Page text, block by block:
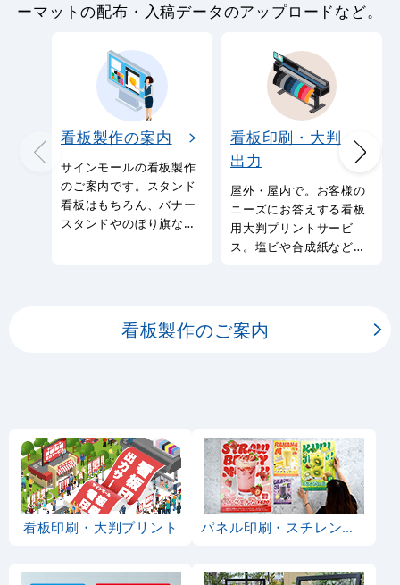
ーマットの配布・入稿データのアップロードなど。
看板製作の案内
サインモールの看板製作
のご案内です。スタンド
看板はもちろん、バナー
スタンドやのぼり旗など
看板印刷・大判
出力
屋外・屋内で。お客様の
ニーズにお答えする看板
用大判プリントサービ
ス。塩ビや合成紙など看
看板製作のご案内
看板印刷・大判プリント パネル印刷・スチレンボード